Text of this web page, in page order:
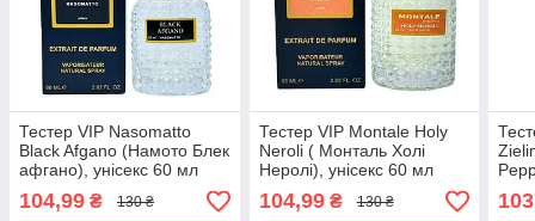
Тестер VIP Nasomatto
Black Afgano (Намото Блек
афгано), унісекс 60 мл
104,99 ₴ 130 ₴
Тестер VIP Montale Holy
Neroli ( Монталь Холі
Неролі), унісекс 60 мл
104,99₴ 130 ₴